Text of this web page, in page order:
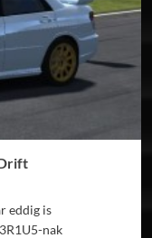
eddig is
nak